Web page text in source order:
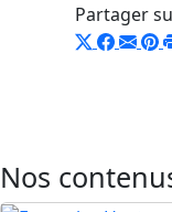
Partager
Nos